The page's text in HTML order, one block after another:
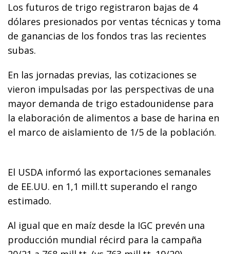
Los futuros de trigo registraron bajas de 4
dólares presionados por ventas técnicas y toma
de ganancias de los fondos tras las recientes
subas.
En las jornadas previas, las cotizaciones se
vieron impulsadas por las perspectivas de una
mayor demanda de trigo estadounidense para
la elaboración de alimentos a base de harina en
el marco de aislamiento de 1/5 de la población.
El USDA informó las exportaciones semanales
de EE.UU. en 1,1 mill.tt superando el rango
estimado.
Al igual que en maíz desde la IGC prevén una
producción mundial récird para la campaña